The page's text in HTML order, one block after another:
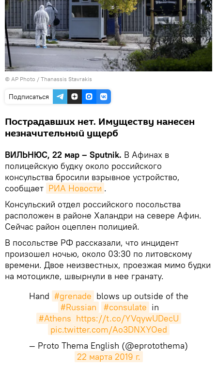
© AP Photo / Thanassis Stavrakis
Подписаться
Пострадавших нет. Имуществу нанесен
незначительный ущерб
ВИЛЬНЮС, 22 мар – Sputnik. В Афинах в
полицейскую будку около российского
консульства бросили взрывное устройство,
сообщает РИА Новости .
Консульский отдел российского посольства
расположен в районе Халандри на севере Афин.
Сейчас район оцеплен полицией.
В посольстве РФ рассказали, что инцидент
произошел ночью, около 03:30 по литовскому
времени. Двое неизвестных, проезжая мимо будки
на мотоцикле, швырнули в нее гранату.
Hand #grenade blows up outside of the
#Russian
#consulate in
#Athens https://t.co/YVqywUDecU
pic.twitter.com/Ao3DNXYOed
— Proto Thema English (@eprotothema)
22 марта 2019 г.